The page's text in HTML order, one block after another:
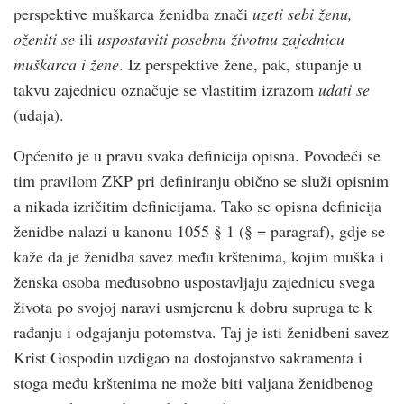
perspektive muškarca ženidba znači uzeti sebi ženu,
oženiti se ili uspostaviti posebnu životnu zajednicu
muškarca i žene. Iz perspektive žene, pak, stupanje u
takvu zajednicu označuje se vlastitim izrazom udati se
(udaja).
Općenito je u pravu svaka definicija opisna. Povodeći se
tim pravilom ZKP pri definiranju obično se služi opisnim
a nikada izričitim definicijama. Tako se opisna definicija
ženidbe nalazi u kanonu 1055 § 1 (§ = paragraf), gdje se
kaže da je ženidba savez među krštenima, kojim muška i
ženska osoba međusobno uspostavljaju zajednicu svega
života po svojoj naravi usmjerenu k dobru supruga te k
rađanju i odgajanju potomstva. Taj je isti ženidbeni savez
Krist Gospodin uzdigao na dostojanstvo sakramenta i
stoga među krštenima ne može biti valjana ženidbenog